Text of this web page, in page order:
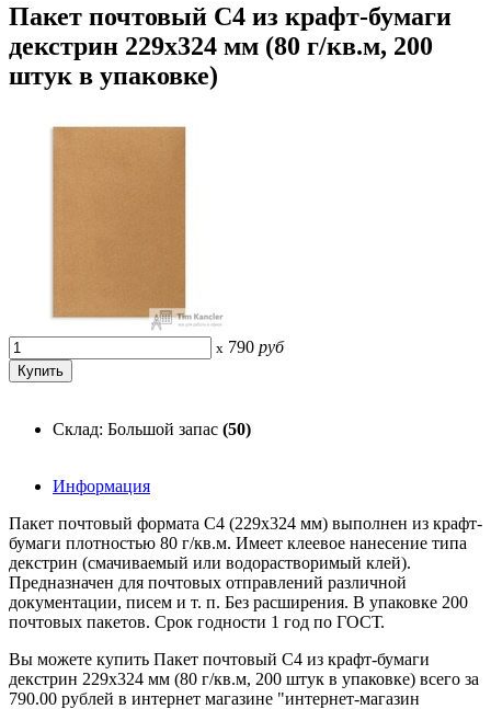
Пакет почтовый C4 из крафт-бумаги
декстрин 229х324 мм (80 г/кв.м, 200
штук в упаковке)
x 790 руб
Склад: Большой запас (50)
Информация
Пакет почтовый формата C4 (229x324 мм) выполнен из крафт-
бумаги плотностью 80 г/кв.м. Имеет клеевое нанесение типа
декстрин (смачиваемый или водорастворимый клей).
Предназначен для почтовых отправлений различной
документации, писем и т. п. Без расширения. В упаковке 200
почтовых пакетов. Срок годности 1 год по ГОСТ.
Вы можете купить Пакет почтовый C4 из крафт-бумаги
декстрин 229х324 мм (80 г/кв.м, 200 штук в упаковке) всего за
790.00 рублей в интернет магазине "интернет-магазин